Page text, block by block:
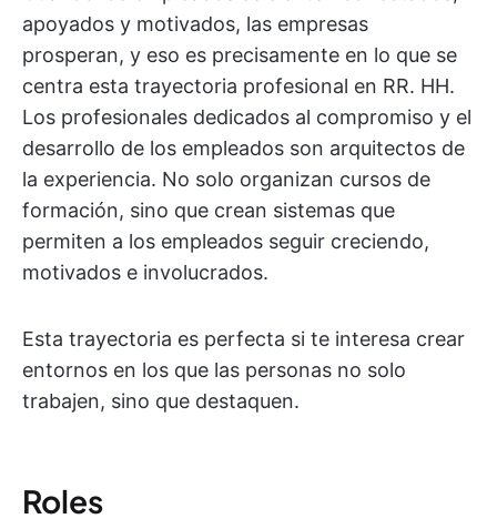
apoyados y motivados, las empresas
prosperan, y eso es precisamente en lo que se
centra esta trayectoria profesional en RR. HH.
Los profesionales dedicados al compromiso y el
desarrollo de los empleados son arquitectos de
la experiencia. No solo organizan cursos de
formación, sino que crean sistemas que
permiten a los empleados seguir creciendo,
motivados e involucrados.
Esta trayectoria es perfecta si te interesa crear
entornos en los que las personas no solo
trabajen, sino que destaquen.
Roles